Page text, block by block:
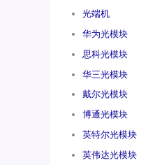
光端机
华为光模块
思科光模块
华三光模块
戴尔光模块
博通光模块
英特尔光模块
英伟达光模块